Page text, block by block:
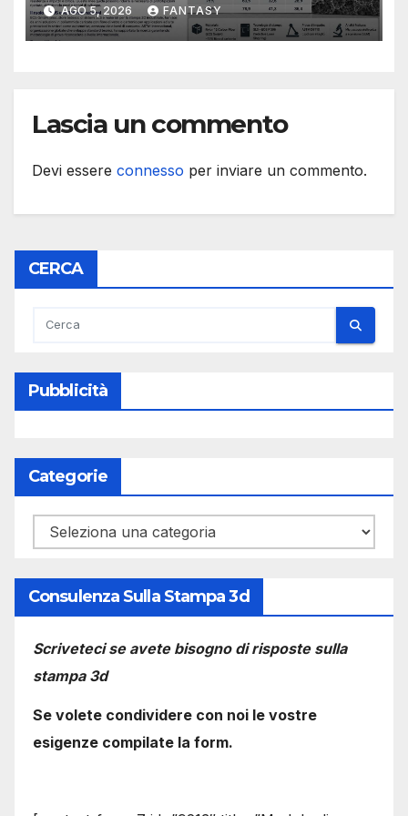
dal processo
AGO 5, 2026 FANTASY
Lascia un commento
Devi essere connesso per inviare un commento.
CERCA
Pubblicità
Categorie
Categorie
Consulenza Sulla Stampa 3d
Scriveteci se avete bisogno di risposte sulla
stampa 3d
Se volete condividere con noi le vostre
esigenze compilate la form.